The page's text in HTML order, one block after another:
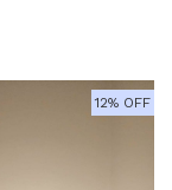
12% OFF